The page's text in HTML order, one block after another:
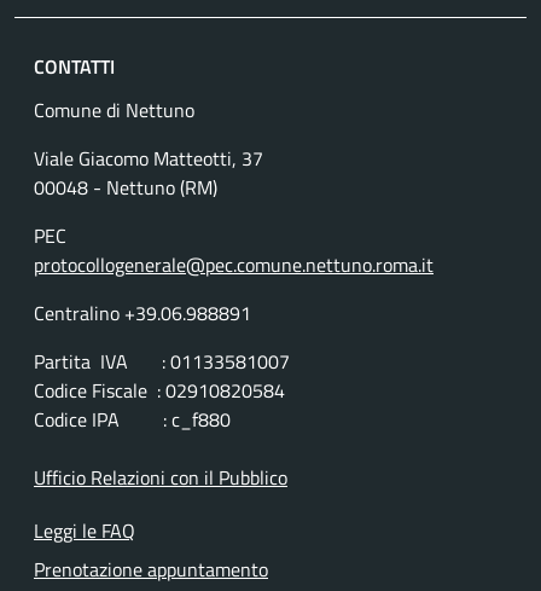
CONTATTI
Comune di Nettuno
Viale Giacomo Matteotti, 37
00048 - Nettuno (RM)
PEC
protocollogenerale@pec.comune.nettuno.roma.it
Centralino +39.06.988891
Partita IVA : 01133581007
Codice Fiscale : 02910820584
Codice IPA : c_f880
Ufficio Relazioni con il Pubblico
Leggi le FAQ
Prenotazione appuntamento